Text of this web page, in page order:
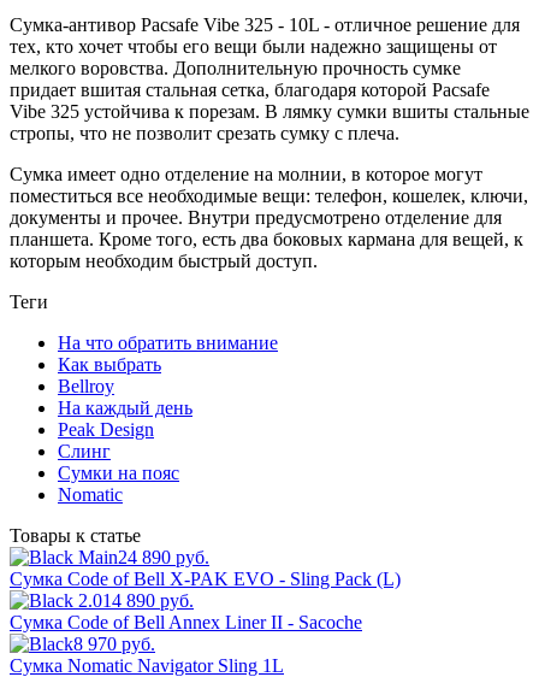
Сумка-антивор Pacsafe Vibe 325 - 10L - отличное решение для
тех, кто хочет чтобы его вещи были надежно защищены от
мелкого воровства. Дополнительную прочность сумке
придает вшитая стальная сетка, благодаря которой Pacsafe
Vibe 325 устойчива к порезам. В лямку сумки вшиты стальные
стропы, что не позволит срезать сумку с плеча.
Сумка имеет одно отделение на молнии, в которое могут
поместиться все необходимые вещи: телефон, кошелек, ключи,
документы и прочее. Внутри предусмотрено отделение для
планшета. Кроме того, есть два боковых кармана для вещей, к
которым необходим быстрый доступ.
Теги
На что обратить внимание
Как выбрать
Bellroy
На каждый день
Peak Design
Слинг
Сумки на пояс
Nomatic
Товары к статье
24 890 руб.
Сумка Code of Bell X-PAK EVO - Sling Pack (L)
14 890 руб.
Сумка Code of Bell Annex Liner II - Sacoche
8 970 руб.
Сумка Nomatic Navigator Sling 1L